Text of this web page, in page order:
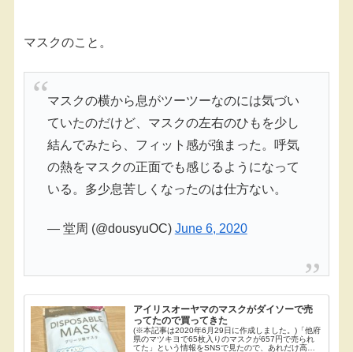
マスクのこと。
マスクの横から息がツーツーなのには気づい
ていたのだけど、マスクの左右のひもを少し
結んでみたら、フィット感が強まった。呼気
の熱をマスクの正面でも感じるようになって
いる。多少息苦しくなったのは仕方ない。
— 堂周 (@dousyuOC) June 6, 2020
アイリスオーヤマのマスクがダイソーで売
ってたので買ってきた
(※本記事は2020年6月29日に作成しました。)「他府
県のマツキヨで65枚入りのマスクが657円で売られ
てた」という情報をSNSで見たので、あれだけ高か